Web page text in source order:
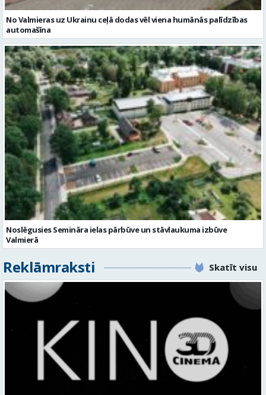
No Valmieras uz Ukrainu ceļā dodas vēl viena humānās palīdzības
automašīna
Noslēgusies Semināra ielas pārbūve un stāvlaukuma izbūve
Valmierā
Reklāmraksti Skatīt visu